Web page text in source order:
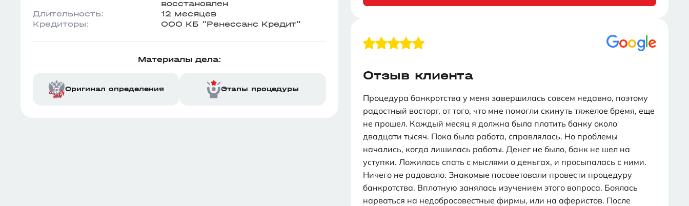
Отзыв клиента
Процедура банкротства у меня завершилась совсем недавно, поэтому
радостный восторг, от того, что мне помогли скинуть тяжелое бремя, еще
не прошел. Каждый месяц я должна была платить банку около
двадцати тысяч. Пока была работа, справлялась. Но проблемы
начались, когда лишилась работы. Денег не было, банк не шел на
уступки. Ложилась спать с мыслями о деньгах, и просыпалась с ними.
Ничего не радовало. Знакомые посоветовали провести процедуру
банкротства. Вплотную занялась изучением этого вопроса. Боялась
нарваться на недобросовестные фирмы, или на аферистов. После
восстановлен
Длительность:
12 месяцев
Кредиторы:
ООО КБ "Ренессанс Кредит"
Материалы дела:
Оригинал определения Этапы процедуры